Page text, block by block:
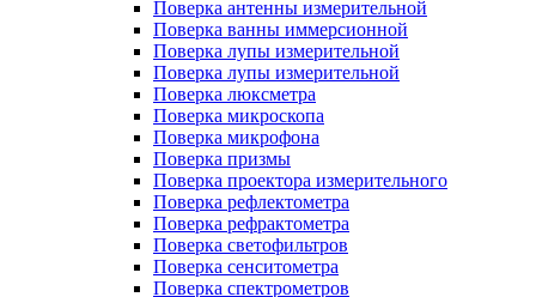
Поверка антенны измерительной
Поверка ванны иммерсионной
Поверка лупы измерительной
Поверка лупы измерительной
Поверка люксметра
Поверка микроскопа
Поверка микрофона
Поверка призмы
Поверка проектора измерительного
Поверка рефлектометра
Поверка рефрактометра
Поверка светофильтров
Поверка сенситометра
Поверка спектрометров